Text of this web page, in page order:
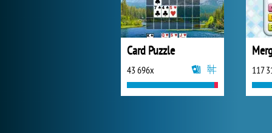
Card Puzzle
43 696x 117